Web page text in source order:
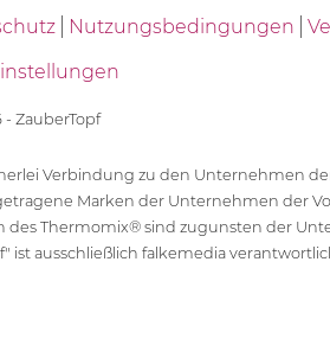
Nutzungsbedingungen
ZauberTopf
Verbindung zu den Unternehmen
Marken der Unternehmen der
des Thermomix® sind zugunsten der
ist ausschließlich falkemedia